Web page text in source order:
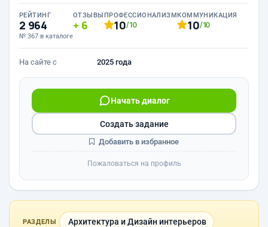
РЕЙТИНГ
2 964
№ 367 в каталоге
ОТЗЫВЫ
6
ПРОФЕССИОНАЛИЗМ
10/10
КОММУНИКАЦИЯ
10/10
На сайте с 2025 года
Начать диалог
Создать задание
Добавить в избранное
Пожаловаться на профиль
РАЗДЕЛЫ Архитектура и Дизайн интерьеров